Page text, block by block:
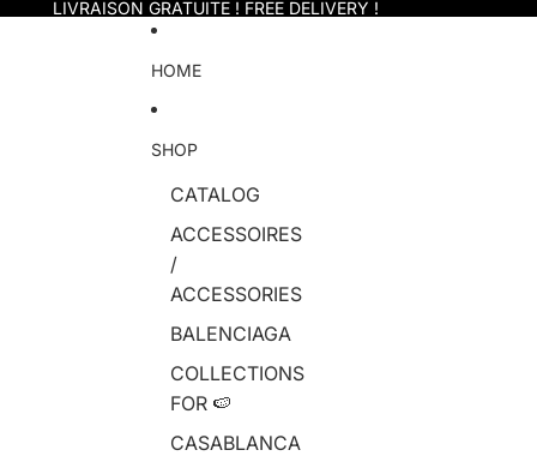
LIVRAISON GRATUITE ! FREE DELIVERY !
HOME
SHOP
CATALOG
ACCESSOIRES
/
ACCESSORIES
BALENCIAGA
COLLECTIONS
FOR 🍉
CASABLANCA